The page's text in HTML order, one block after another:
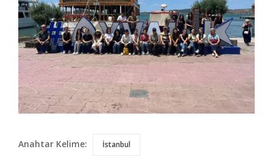
Anahtar Kelime: İstanbul